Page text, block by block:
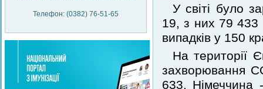
Телефон: (0382) 76-51-65
У світі було
19, з них 79
випадків у 150
На території
захворювання
633,